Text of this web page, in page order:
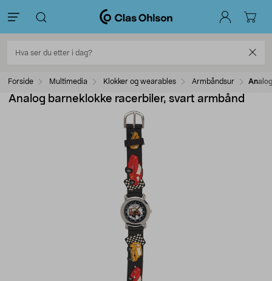
Forside Multimedia Klokker og wearables Armbåndsur
Analog barneklokke racerbiler, svart armbånd